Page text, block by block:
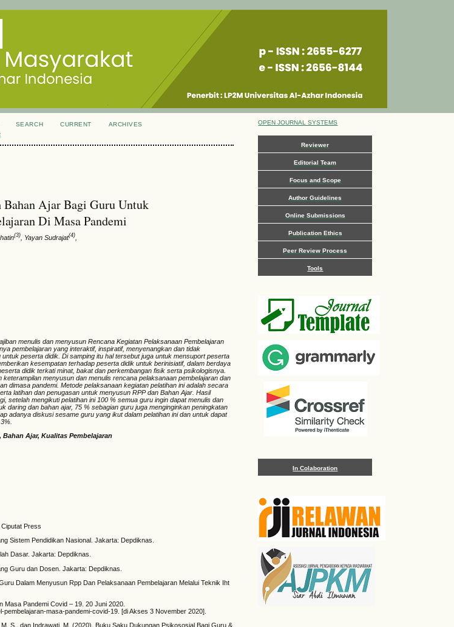
OPEN JOURNAL SYSTEMS
Reviewer
Editorial Team
Focus and Scope
Author Guidelines
Online Submissions
Publication Ethics
Peer Review Process
Tools
In Colaboration
SEARCH CURRENT
ARCHIVES
Bahan Ajar Bagi Guru Untuk
Di Masa Pandemi
(3) , Yayan Sudrajat(4)
menulis dan menyusun Rencana Kegiatan Pelaksanaan Pembelajaran
pembelajaran yang interaktif, inspiratif, menyenangkan dan tidak
peserta didik. Di samping itu hal tersebut juga untuk mensuport peserta
kesempatan terhadap peserta didik untuk berinisiatif, dalam berdaya
didik terkati minat, bakat dan perkembangan fisik serta psikologisnya.
keterampilan menyusun dan menulis rencana pelaksanaan pembelajaran dan
dimasa pandemi. Metode pelaksanaan kegiatan pelatihan ini adalah secara
latihan dan penugasan untuk menyusun RPP dan Bahan Ajar. Hasil
setelah mengikuti pelatihan ini 100 % semua guru ingin dapat menulis dan
daring dan bahan ajar, 75 % sebagian guru juga menginginkan peningkatan
adanya diskusi sesame guru yang ikut dalam pelatihan ini dan untuk dapat
Bahan Ajar, Kualitas Pembelajaran
Press
Sistem Pendidikan Nasional. Jakarta: Depdiknas.
Dasar. Jakarta: Depdiknas.
Guru dan Dosen. Jakarta: Depdiknas.
Dalam Menyusun Rpp Dan Pelaksanaan Pembelajaran Melalui Teknik Iht
Masa Pandemi Covid – 19. 20 Juni 2020.
masa-pandemi-covid-19. [di Akses 3 November 2020].
S., dan Indrawati, M. (2020). Buku Saku Dukungan Psikososial Bagi Guru &